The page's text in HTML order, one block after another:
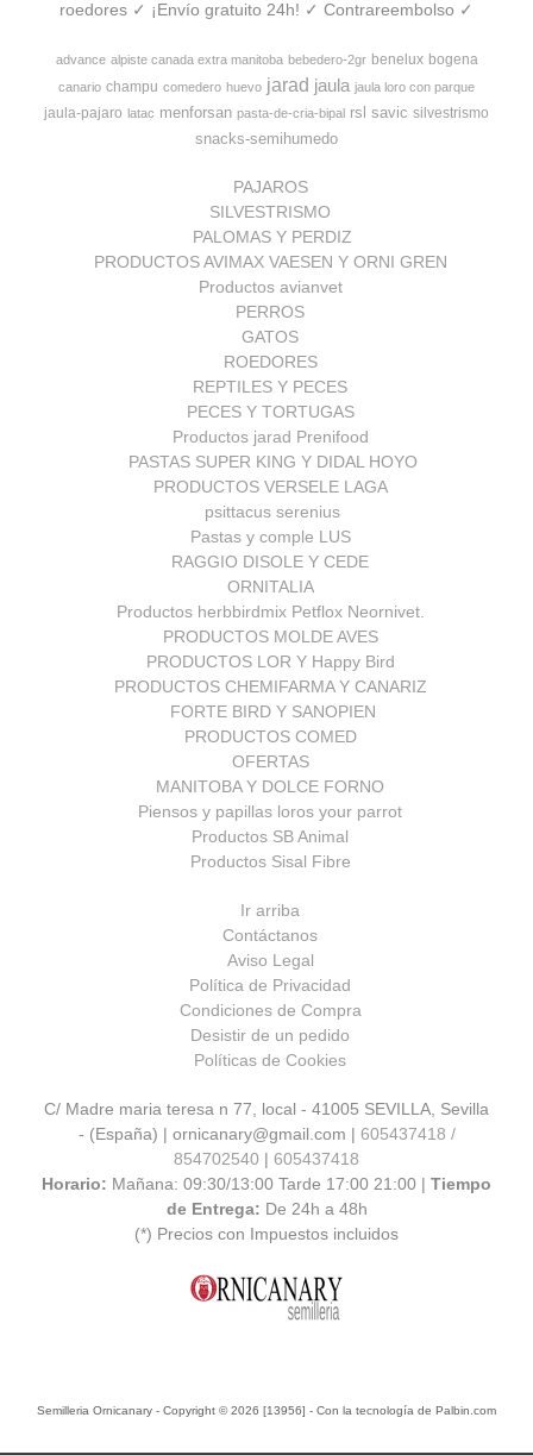
roedores ✓ ¡Envío gratuito 24h! ✓ Contrareembolso ✓
advance alpiste canada extra manitoba bebedero-2gr benelux bogena
canario champu comedero huevo jarad jaula jaula loro con parque
jaula-pajaro latac menforsan pasta-de-cria-bipal rsl savic silvestrismo
snacks-semihumedo
PAJAROS
SILVESTRISMO
PALOMAS Y PERDIZ
PRODUCTOS AVIMAX VAESEN Y ORNI GREN
Productos avianvet
PERROS
GATOS
ROEDORES
REPTILES Y PECES
PECES Y TORTUGAS
Productos jarad Prenifood
PASTAS SUPER KING Y DIDAL HOYO
PRODUCTOS VERSELE LAGA
psittacus serenius
Pastas y comple LUS
RAGGIO DISOLE Y CEDE
ORNITALIA
Productos herbbirdmix Petflox Neornivet.
PRODUCTOS MOLDE AVES
PRODUCTOS LOR Y Happy Bird
PRODUCTOS CHEMIFARMA Y CANARIZ
FORTE BIRD Y SANOPIEN
PRODUCTOS COMED
OFERTAS
MANITOBA Y DOLCE FORNO
Piensos y papillas loros your parrot
Productos SB Animal
Productos Sisal Fibre
Ir arriba
Contáctanos
Aviso Legal
Política de Privacidad
Condiciones de Compra
Desistir de un pedido
Políticas de Cookies
C/ Madre maria teresa n 77, local - 41005 SEVILLA, Sevilla
- (España) | ornicanary@gmail.com | 605437418 /
854702540 | 605437418
Horario: Mañana: 09:30/13:00 Tarde 17:00 21:00 | Tiempo
de Entrega: De 24h a 48h
(*) Precios con Impuestos incluidos
Semilleria Ornicanary - Copyright © 2026 [13956] - Con la tecnología de Palbin.com